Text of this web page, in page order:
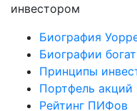
инвестором
Биография
Биографии
Принципы
Портфель акций
Рейтинг ПИФов